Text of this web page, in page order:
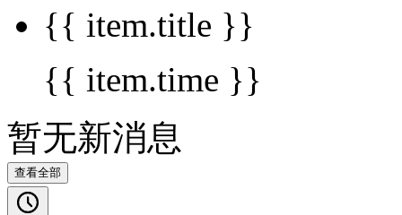
{{ item.title }}
{{ item.time }}
暂无新消息
查看全部